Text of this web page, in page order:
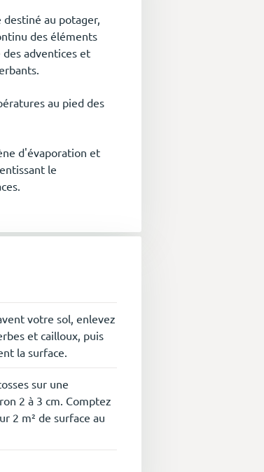
destiné au potager,
des éléments
adventices et
au pied des
d'évaporation et
le
votre sol, enlevez
et cailloux, puis
la surface.
sur une
2 à 3 cm. Comptez
2 m² de surface au